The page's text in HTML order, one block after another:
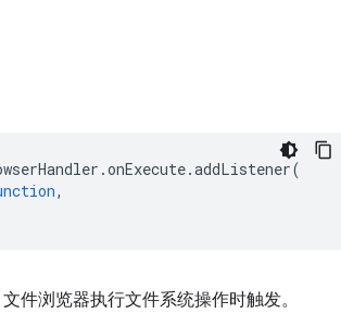
.onExecute.addListener(
,
件浏览器执行文件系统操作时触发。